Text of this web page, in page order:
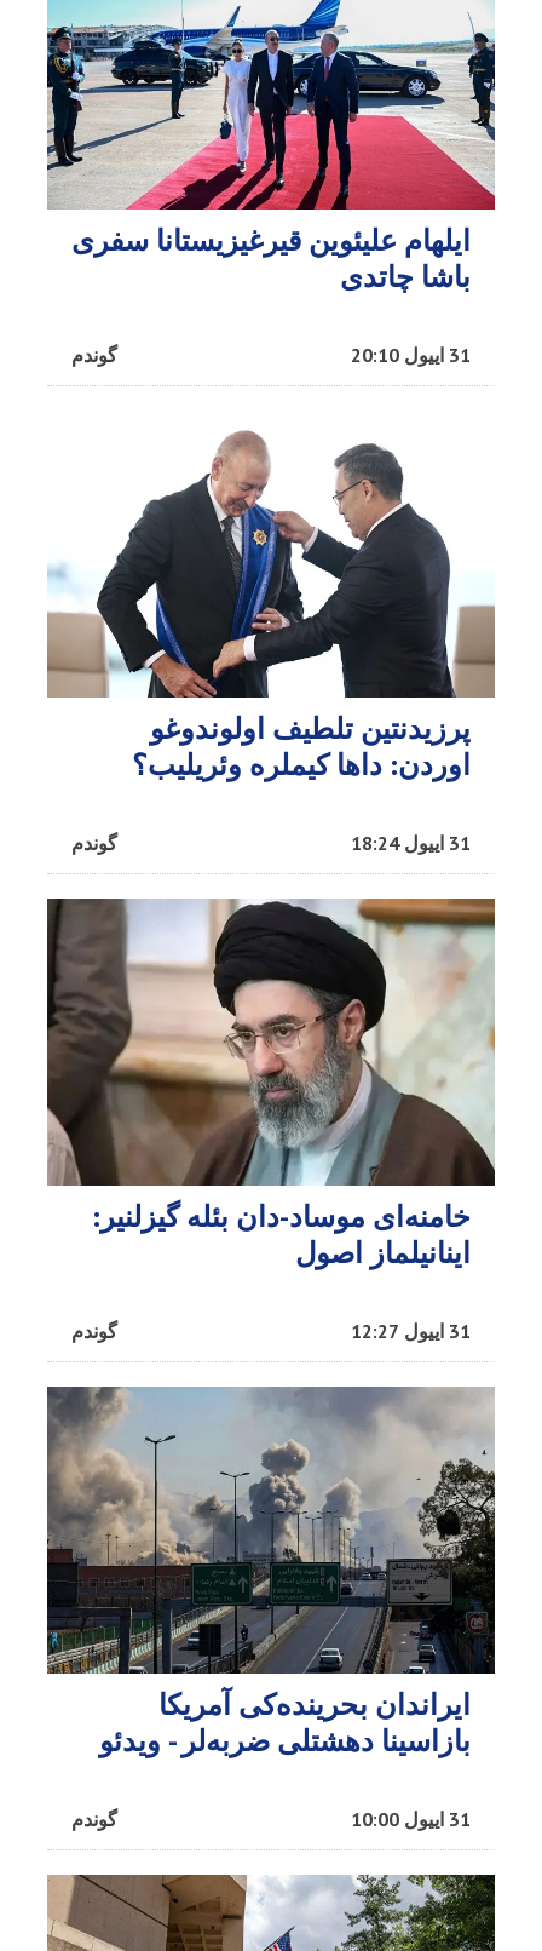
ایلهام علیئوین قیرغیزیستانا سفری
باشا چاتدی
گوندم 31 اییول 20:10
پرزیدنتین تلطیف اولوندوغو
اوردن: داها کیملره وئریلیب؟
گوندم 31 اییول 18:24
خامنه‌ای موساد-دان بئله گیزلنیر:
اینانیلماز اصول
گوندم 31 اییول 12:27
ایراندان بحرینده‌کی آمریکا
بازاسینا دهشتلی ضربه‌لر - ویدئو
گوندم 31 اییول 10:00